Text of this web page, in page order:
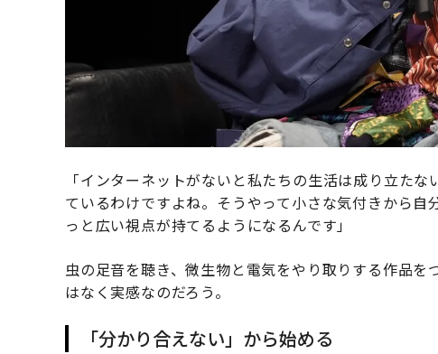
「インターネットがないと私たちの生活は成り立た
ているわけですよね。そうやって小さな気付きから
っと広い視点が持てるようになるんです」
虫の足音を聴き、微生物と電気をやり取りする作品
はなく実感なのだろう。
「分かり合えない」から始める